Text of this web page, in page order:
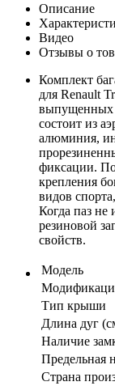
Описание
Видео
Отзывы о
Комплект
для Renault
выпущенных
состоит из
алюминия,
фиксации.
крепления
видов
Когда паз не
резиновой
свойств.
Модель
Тип крыши
Длина дуг
Наличие
Предельная
Страна